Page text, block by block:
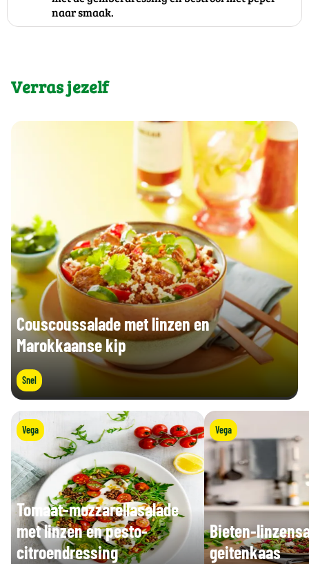
naar smaak.
Verras jezelf
Couscoussalade met linzen en
Marokkaanse kip
Snel
Vega
Tomaat-mozzarellasalade
met linzen en pesto-
citroendressing
Vega
Bieten-
geitenkaas